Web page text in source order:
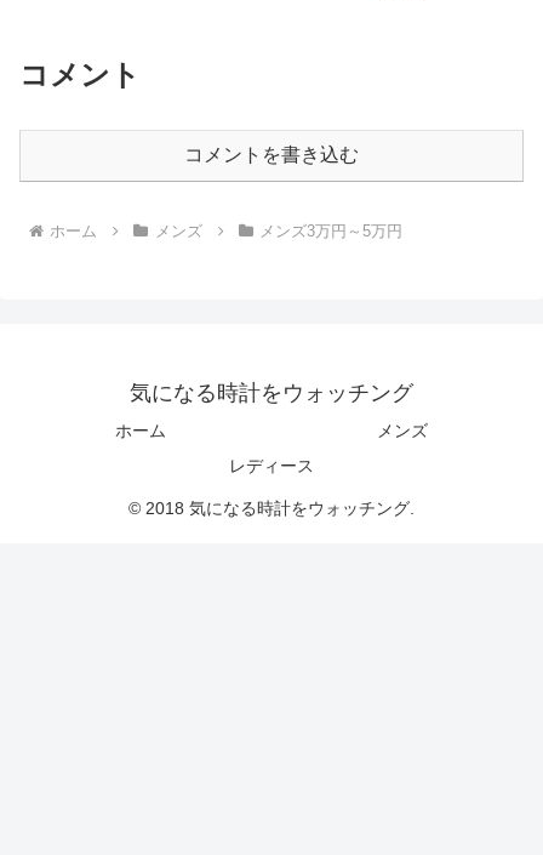
コメント
コメントを書き込む
ホーム メンズ メンズ3万円～5万円
気になる時計をウォッチング
ホーム
メンズ
レディース
© 2018 気になる時計をウォッチング.